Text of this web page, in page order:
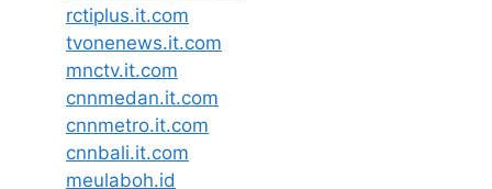
rctiplus.it.com
tvonenews.it.com
mnctv.it.com
cnnmedan.it.com
cnnmetro.it.com
cnnbali.it.com
meulaboh.id